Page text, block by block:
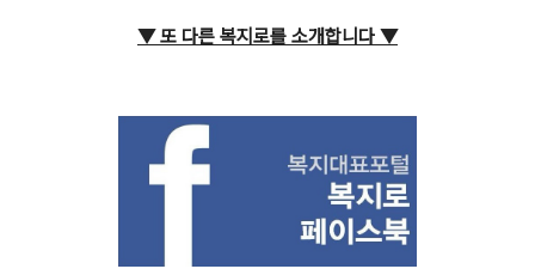
▼ 또 다른 복지로를 소개합니다 ▼